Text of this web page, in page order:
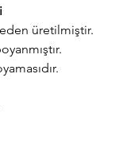
üretilmiştir.